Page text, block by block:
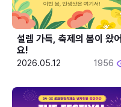
설렘 가득, 축제의 봄이 왔어
요!
2026.05.12 1956